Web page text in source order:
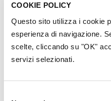
COOKIE POLICY
Questo sito utilizza i cookie
esperienza di navigazione.
scelte, cliccando su "OK"
servizi selezionati.
sua sostenibilità per il
Mammuccini, Carlo Triarico
Webinar organizzato da
categoria